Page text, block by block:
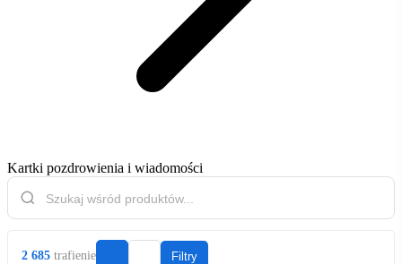
Kartki pozdrowienia i wiadomości
2 685 trafienie Filtry